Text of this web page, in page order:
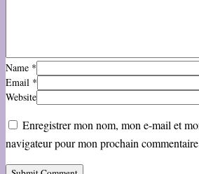
Name *
Email *
Website
Enregistrer mon nom, mon e-mail et
navigateur pour mon prochain